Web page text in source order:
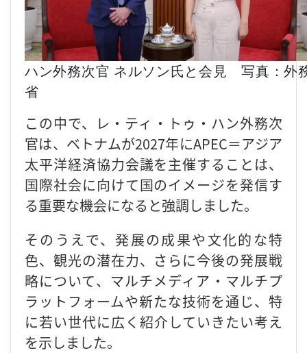
ハン外務次官 ネルソン氏と会見 写真：外
省
この中で、レ・ティ・トゥ・ハン外務次
官は、ベトナムが2027年にAPEC＝アジア
太平洋経済協力会議を主催することは、
国際社会に向けて国のイメージを発信す
る重要な機会になると強調しました。
そのうえで、発展の成果や文化的な特
色、観光の潜在力、さらに今後の発展戦
略について、マルチメディア・マルチプ
ラットフォームや新たな技術を通じ、特
に若い世代に広く紹介していきたい考え
を示しました。